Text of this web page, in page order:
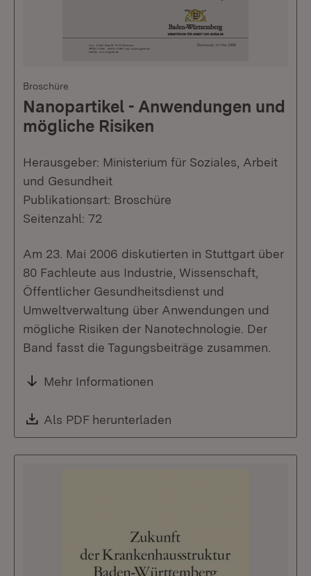
Broschüre
Nanopartikel - Anwendungen und
mögliche Risiken
Herausgeber: Ministerium für Soziales, Arbeit
und Gesundheit
Publikationsart: Broschüre
Seitenzahl: 72
Am 23. Mai 2006 diskutierten in Stuttgart über
80 Fachleute aus Industrie, Wissenschaft,
Öffentlicher Gesundheitsdienst und
Umweltverwaltung über Anwendungen und
mögliche Risiken der Nanotechnologie. Der
Band fasst die Tagungsbeiträge zusammen.
Mehr Informationen
Download:
Als PDF herunterladen